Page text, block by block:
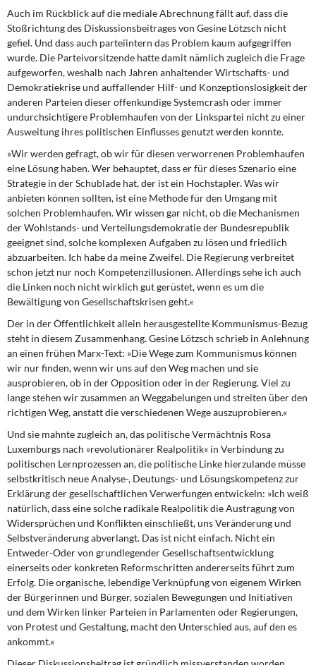
Auch im Rückblick auf die mediale Abrechnungfällt auf, dass die
Stoßrichtung des Diskussionsbeitrages von Gesine Lötzsch nicht
gefiel. Und dass auch parteiintern das Problem kaum aufgegriffen
wurde. Die Parteivorsitzende hatte damit nämlich zugleich die Frage
aufgeworfen, weshalb nach Jahren anhaltender Wirtschafts- und
Demokratiekrise und auffallender Hilf- und Konzeptionslosigkeit der
anderen Parteien dieser offenkundige Systemcrash oder immer
undurchsichtigere Problemhaufen von der Linkspartei nicht zu einer
Ausweitung ihres politischen Einflusses genutzt werden konnte.
»Wir werden gefragt,ob wir für diesen verworrenen Problemhaufen
eine Lösung haben. Wer behauptet, dass er für dieses Szenario eine
Strategie in der Schublade hat, der ist ein Hochstapler. Was wir
anbieten können sollten, ist eine Methode für den Umgang mit
solchen Problemhaufen. Wir wissen gar nicht, ob die Mechanismen
der Wohlstands- und Verteilungsdemokratie der Bundesrepublik
geeignet sind, solche komplexen Aufgaben zu lösen und friedlich
abzuarbeiten. Ich habe da meine Zweifel. Die Regierung verbreitet
schon jetzt nur noch Kompetenzillusionen. Allerdings sehe ich auch
die Linken noch nicht wirklich gut gerüstet, wenn es um die
Bewältigung von Gesellschaftskrisen geht.«
Der in der Öffentlichkeit allein herausgestellte Kommunismus-Bezug
steht in diesem Zusammenhang. Gesine Lötzsch schrieb in Anlehnung
an einen frühen Marx-Text: »Die Wege zum Kommunismus können
wir nur finden, wenn wir uns auf den Weg machen und sie
ausprobieren, ob in der Opposition oder in der Regierung. Viel zu
lange stehen wir zusammen an Weggabelungen und streiten über den
richtigen Weg, anstatt die verschiedenen Wege auszuprobieren.«
Und sie mahnte zugleich an,das politische Vermächtnis Rosa
Luxemburgs nach »revolutionärer Realpolitik« in Verbindung zu
politischen Lernprozessen an, die politische Linke hierzulande müsse
selbstkritisch neue Analyse-, Deutungs- und Lösungskompetenz zur
Erklärung der gesellschaftlichen Verwerfungen entwickeln: »Ich weiß
natürlich, dass eine solche radikale Realpolitik die Austragung von
Widersprüchen und Konflikten einschließt, uns Veränderung und
Selbstveränderung abverlangt. Das ist nicht einfach. Nicht ein
Entweder-Oder von grundlegender Gesellschaftsentwicklung
einerseits oder konkreten Reformschritten andererseits führt zum
Erfolg. Die organische, lebendige Verknüpfung von eigenem Wirken
der Bürgerinnen und Bürger, sozialen Bewegungen und Initiativen
und dem Wirken linker Parteien in Parlamenten oder Regierungen,
von Protest und Gestaltung, macht den Unterschied aus, auf den es
ankommt.«